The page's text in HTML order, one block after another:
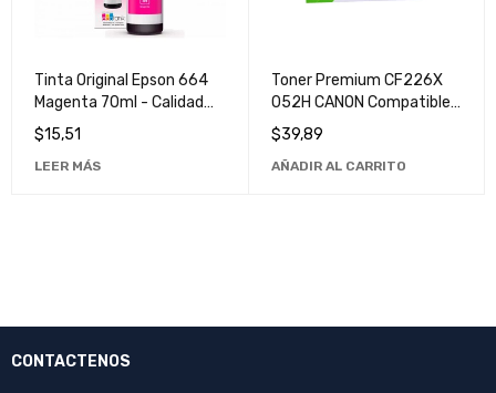
Tinta Original Epson 664
Magenta 70ml - Calidad
Superior para Impresiones
Vibrantes
$15,51
LEER MÁS
Toner Premium CF226X
052H CANON Compatible
de Alta Calidad para
Impresiones Profesionales
$39,89
AÑADIR AL CARRITO
CONTACTENOS